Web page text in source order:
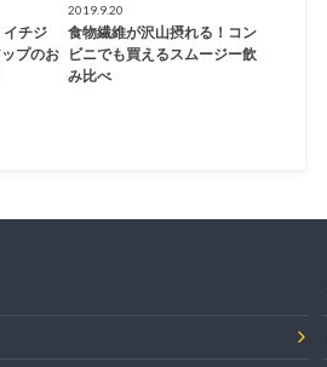
イチジ
プのお
2019.9.20
食物繊維が沢山摂れる！コン
ビニでも買えるスムージー飲
み比べ